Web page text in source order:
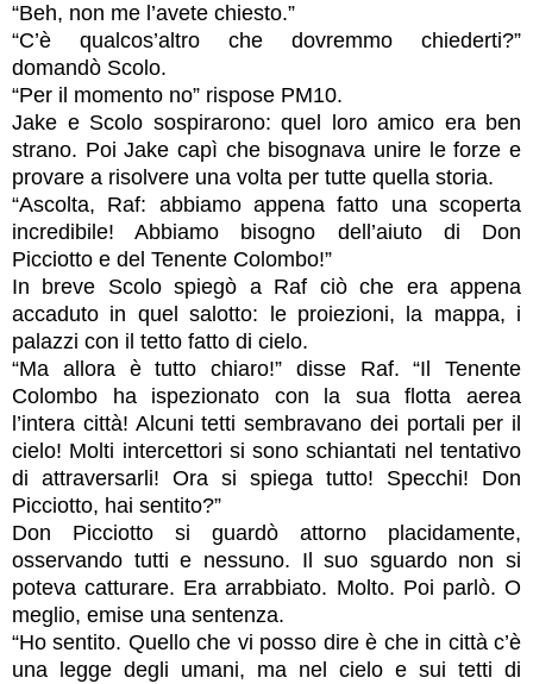
“Beh, non me l’avete chiesto.”
“C’è qualcos’altro che dovremmo chiederti?”
domandò Scolo.
“Per il momento no” rispose PM10.
Jake e Scolo sospirarono: quel loro amico era ben
strano. Poi Jake capì che bisognava unire le forze e
provare a risolvere una volta per tutte quella storia.
“Ascolta, Raf: abbiamo appena fatto una scoperta
incredibile! Abbiamo bisogno dell’aiuto di Don
Picciotto e del Tenente Colombo!”
In breve Scolo spiegò a Raf ciò che era appena
accaduto in quel salotto: le proiezioni, la mappa, i
palazzi con il tetto fatto di cielo.
“Ma allora è tutto chiaro!” disse Raf. “Il Tenente
Colombo ha ispezionato con la sua flotta aerea
l’intera città! Alcuni tetti sembravano dei portali per il
cielo! Molti intercettori si sono schiantati nel tentativo
di attraversarli! Ora si spiega tutto! Specchi! Don
Picciotto, hai sentito?”
Don Picciotto si guardò attorno placidamente,
osservando tutti e nessuno. Il suo sguardo non si
poteva catturare. Era arrabbiato. Molto. Poi parlò. O
meglio, emise una sentenza.
“Ho sentito. Quello che vi posso dire è che in città c’è
una legge degli umani, ma nel cielo e sui tetti di